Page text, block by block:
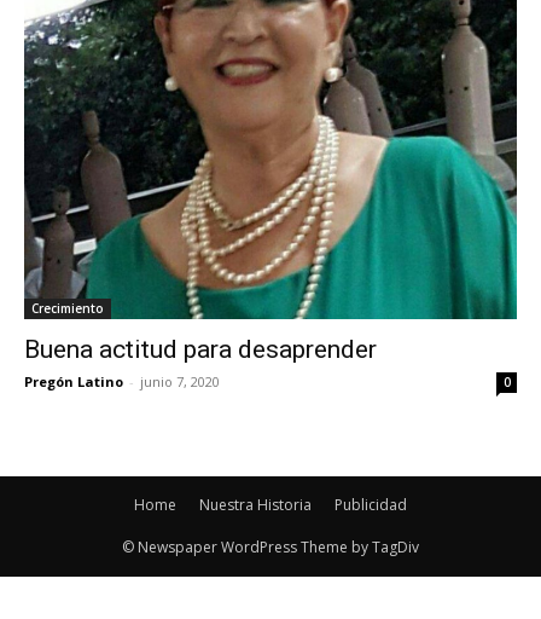
Crecimiento
Buena actitud para desaprender
Pregón Latino - junio 7, 2020 0
Home Nuestra Historia Publicidad
© Newspaper WordPress Theme by TagDiv